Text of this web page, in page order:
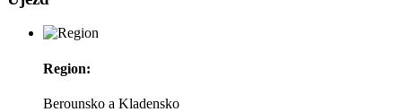
Region:
Berounsko a Kladensko